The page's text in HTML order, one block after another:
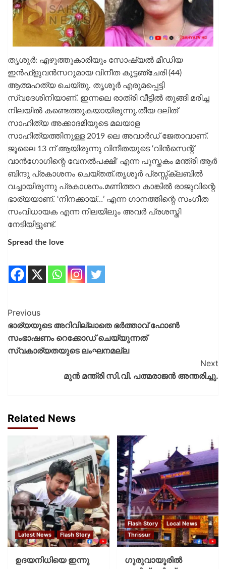
തൃശൂര്‍: എഴുത്തുകാരിയും സോഷ്യല്‍ മീഡിയ
ഇന്‍ഫ്‌ളുവന്‍സറുമായ വിനീത കുട്ടഞ്ചേരി (44)
ആത്മഹത്യ ചെയ്‌തു. തൃശൂര്‍ എരുമപ്പെട്ടി
സ്വദേശിനിയാണ്. ഇന്നലെ രാത്രി വീട്ടില്‍ തൂങ്ങി മരിച്ച
നിലയില്‍ കണ്ടെത്തുകയായിരുന്നു.തീയ ദലിത്
സാഹിത്യ അക്കാദമിയുടെ മലയാള
സാഹിത്യത്തിനുള്ള 2019 ലെ അവാര്‍ഡ് ജേതാവാണ്.
ജൂലൈ 13 ന് ആയിരുന്നു വിനീതയുടെ ‘വിന്‍സെന്റ്
വാന്‍ഗോഗിന്റെ വേനല്‍പക്ഷി’ എന്ന പുസ്തകം മന്ത്രി ആര്‍
ബിന്ദു പ്രകാശനം ചെയ്തത്.തൃശൂര്‍ പ്രസ്സ്‌ക്ലബില്‍
വച്ചായിരുന്നു പ്രകാശനം.മണിത്തറ കാങ്കിൽ രാജുവിന്റെ
ഭാര്യയാണ്. ‘നിനക്കായ്…’ എന്ന ഗാനത്തിന്റെ സംഗീത
സംവിധായക എന്ന നിലയിലും അവര്‍ പ്രശസ്തി
നേടിയിട്ടുണ്ട്.
Spread the love
Previous
ഭാര്യയുടെ അറിവില്ലാതെ ഭര്‍ത്താവ് ഫോണ്‍
സംഭാഷണം റെക്കോഡ് ചെയ്യുന്നത്
സ്വകാര്യതയുടെ ലംഘനമല്ല
Next
മുൻ മന്ത്രി സി.വി. പത്മരാജൻ അന്തരിച്ചു.
Related News
Latest News Flash Story
ഉദയനിധിയെ ഇന്നു
Flash Story
Local News
Thrissur
ഗുരുവായൂരില്‍